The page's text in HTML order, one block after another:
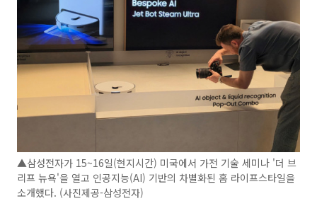
▲삼성전자가 15~16일(현지시간) 미국에서 가전 기술 세미나 '더 브
리프 뉴욕'을 열고 인공지능(AI) 기반의 차별화된 홈 라이프스타일을
소개했다. (사진제공-삼성전자)